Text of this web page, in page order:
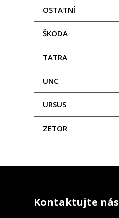
OSTATNÍ
ŠKODA
TATRA
UNC
URSUS
ZETOR
Kontaktujte nás